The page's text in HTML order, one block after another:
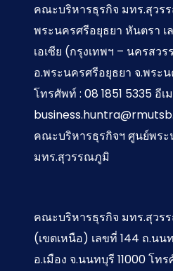
คณะบริหารธุรกิจ มทร.สุวร
พระนครศรีอยุธยา หันตรา เ
เอเซีย (กรุงเทพฯ – นครสว
อ.พระนครศรีอยุธยา จ.พระ
โทรศัพท์ : 08 1851 5335 อีเ
คณะบริหารธุรกิจฯ ศูนย์พร
มทร.สุวรรณภูมิ
คณะบริหารธุรกิจ มทร.สุว
(เขตเหนือ) เลขที่ 144 ถ.นน
อ.เมือง จ.นนทบุรี 11000 โท